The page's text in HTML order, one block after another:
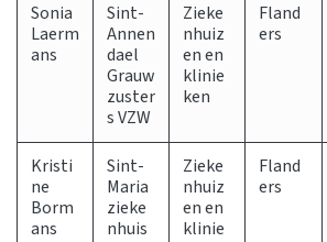
Sonia
Laerm
ans
Sint-
Annen
dael
Grauw
zuster
s VZW
Zieke
nhuiz
en en
klinie
ken
Fland
ers
Kristi
ne
Borm
ans
Sint-
Maria
zieke
nhuis
Zieke
nhuiz
en en
klinie
Fland
ers